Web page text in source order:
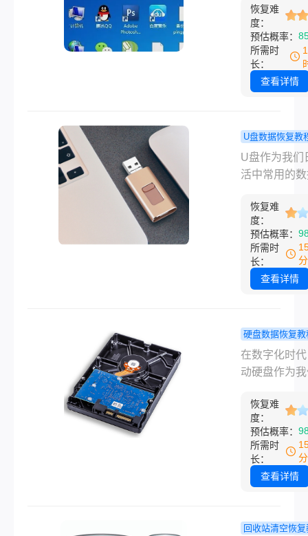
恢复文件夹
除文件的详
章，希望能
此类问题的
供帮助。
有你想要的
的文件以释
空间。然而
可能会不小
要的文件永
除，即从回
和生活带来
幸运的是，
件已被从回
清空，仍然
尝试恢复它
么电脑回收
了怎么恢复
呢？本文将
种常见的数
策略。
恢复难
度：
预估概率：
所需时
长：
查看详情
U盘数据恢复教
删除的东西
找回？看看
U盘作为我们
活中常用的
多重要的文
据。然而，
作不当或其
因，我们有
小心删除U
况，我们不
慌张，因为
种方法可以
回被删除的
以下是一篇
删除的东西
回的详细指
恢复难
度：
预估概率：
所需时
长：
查看详情
硬盘数据恢复教
动硬盘数据
怎么找回？
回！
在数字化时
动硬盘作为
的重要工具
据安全显得
要。然而，
种原因，如
除、格式化
据丢失的困
恢复难
度：
预估概率：
所需时
长：
查看详情
回收站清空恢